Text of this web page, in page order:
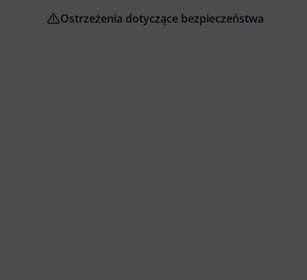
Ostrzeżenia dotyczące bezpieczeństwa